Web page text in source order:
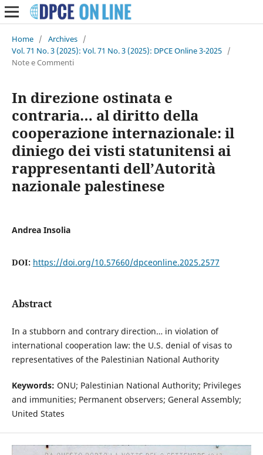
Home / Archives /
Vol. 71 No. 3 (2025): Vol. 71 No. 3 (2025): DPCE Online 3-2025 /
Note e Commenti
In direzione ostinata e
contraria… al diritto della
cooperazione internazionale: il
diniego dei visti statunitensi ai
rappresentanti dell’Autorità
nazionale palestinese
Andrea Insolia
DOI: https://doi.org/10.57660/dpceonline.2025.2577
Abstract
In a stubborn and contrary direction… in violation of
international cooperation law: the U.S. denial of visas to
representatives of the Palestinian National Authority
Keywords: ONU; Palestinian National Authority; Privileges
and immunities; Permanent observers; General Assembly;
United States